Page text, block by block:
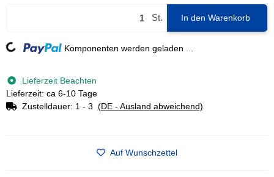
St. In den Warenkorb
Komponenten werden geladen ...
Lieferzeit Beachten
Lieferzeit: ca 6-10 Tage
Zustelldauer: 1 - 3 (DE - Ausland abweichend)
Auf Wunschzettel